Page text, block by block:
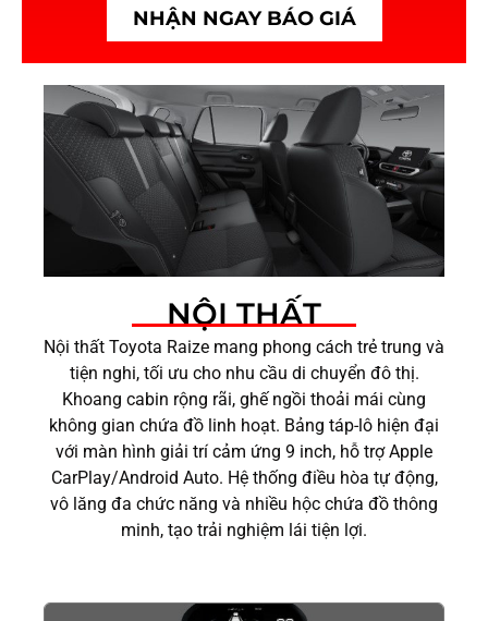
NHẬN NGAY BÁO GIÁ
NỘI THẤT
Nội thất Toyota Raize mang phong cách trẻ trung và
tiện nghi, tối ưu cho nhu cầu di chuyển đô thị.
Khoang cabin rộng rãi, ghế ngồi thoải mái cùng
không gian chứa đồ linh hoạt. Bảng táp-lô hiện đại
với màn hình giải trí cảm ứng 9 inch, hỗ trợ Apple
CarPlay/Android Auto. Hệ thống điều hòa tự động,
vô lăng đa chức năng và nhiều hộc chứa đồ thông
minh, tạo trải nghiệm lái tiện lợi.